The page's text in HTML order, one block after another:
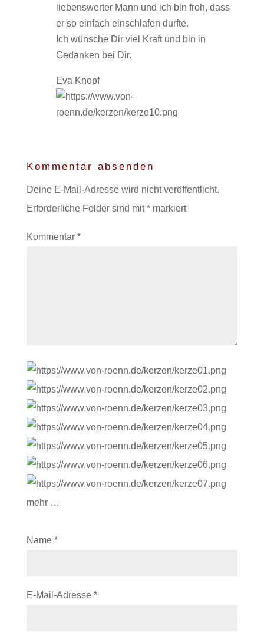
liebenswerter Mann und ich bin froh, dass
er so einfach einschlafen durfte.
Ich wünsche Dir viel Kraft und bin in
Gedanken bei Dir.
Eva Knopf
Kommentar absenden
Deine E-Mail-Adresse wird nicht veröffentlicht.
Erforderliche Felder sind mit*markiert
Kommentar *
mehr …
Name *
E-Mail-Adresse *